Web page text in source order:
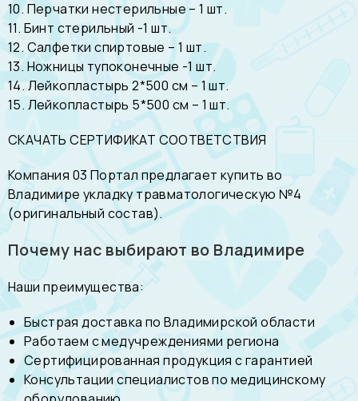
10. Перчатки нестерильные – 1 шт.
11. Бинт стерильный -1 шт.
12. Салфетки спиртовые – 1 шт.
13. Ножницы тупоконечные -1 шт.
14. Лейкопластырь 2*500 см – 1 шт.
15. Лейкопластырь 5*500 см – 1 шт.
СКАЧАТЬ СЕРТИФИКАТ СООТВЕТСТВИЯ
Компания 03 Портал предлагает купить во
Владимире укладку травматологическую №4
(оригинальный состав).
Почему нас выбирают во Владимире
Наши преимущества:
Быстрая доставка по Владимирской области
Работаем с медучреждениями региона
Сертифицированная продукция с гарантией
Консультации специалистов по медицинскому